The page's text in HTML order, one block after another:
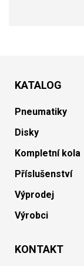
KATALOG
Pneumatiky
Disky
Kompletní kola
Příslušenství
Výprodej
Výrobci
KONTAKT